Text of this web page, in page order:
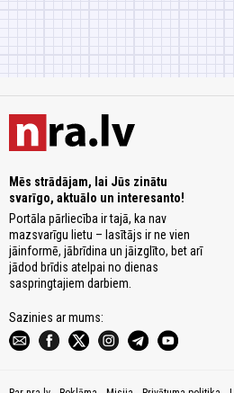
Mēs strādājam, lai Jūs zinātu
svarīgo, aktuālo un interesanto!
Portāla pārliecība ir tajā, ka nav
mazsvarīgu lietu – lasītājs ir ne vien
jāinformē, jābrīdina un jāizglīto, bet arī
jādod brīdis atelpai no dienas
saspringtajiem darbiem.
Sazinies ar mums: